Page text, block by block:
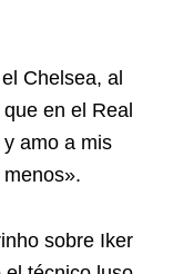
Chelsea, al
en el Real
amo a mis
sobre Iker